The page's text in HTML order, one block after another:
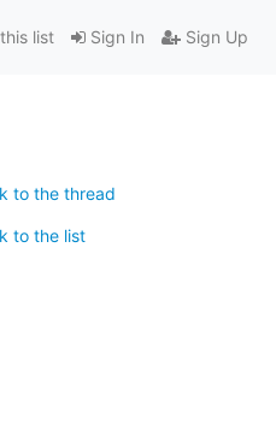
Sign In Sign Up
list
to the thread
to the list